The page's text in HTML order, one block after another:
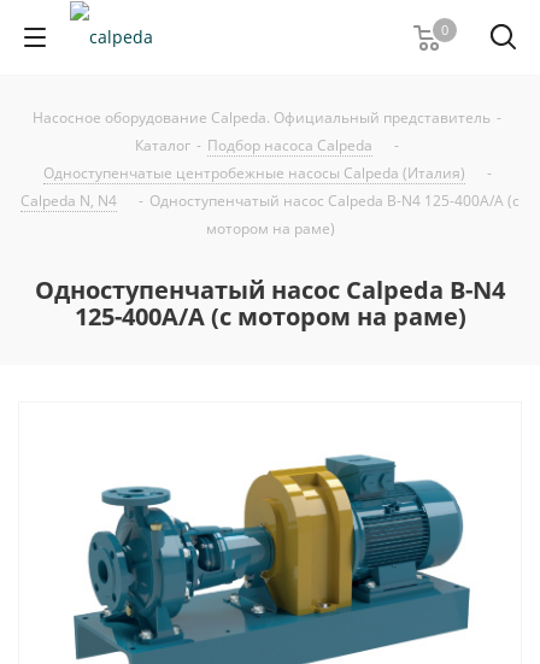
0
Насосное оборудование Calpeda. Официальный представитель -
Каталог - Подбор насоса Calpeda
-
Одноступенчатые центробежные насосы Calpeda (Италия)
-
Calpeda N, N4
- Одноступенчатый насос Calpeda B-N4 125-400A/A (с
мотором на раме)
Одноступенчатый насос Calpeda B-N4
125-400A/A (с мотором на раме)